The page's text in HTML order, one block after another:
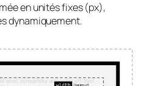
en unités fixes (px),
dynamiquement.